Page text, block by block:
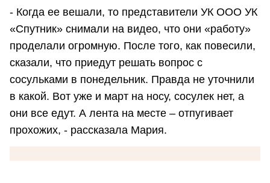
- Когда ее вешали, то представители УК ООО УК
«Спутник» снимали на видео, что они «работу»
проделали огромную. После того, как повесили,
сказали, что приедут решать вопрос с
сосульками в понедельник. Правда не уточнили
в какой. Вот уже и март на носу, сосулек нет, а
они все едут. А лента на месте – отпугивает
прохожих, - рассказала Мария.